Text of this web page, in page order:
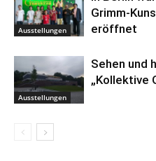
Ausstellungen
Grimm-
eröffnet
Ausstellungen
Sehen und
„Kollektive